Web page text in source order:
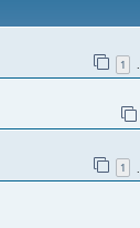
1
1